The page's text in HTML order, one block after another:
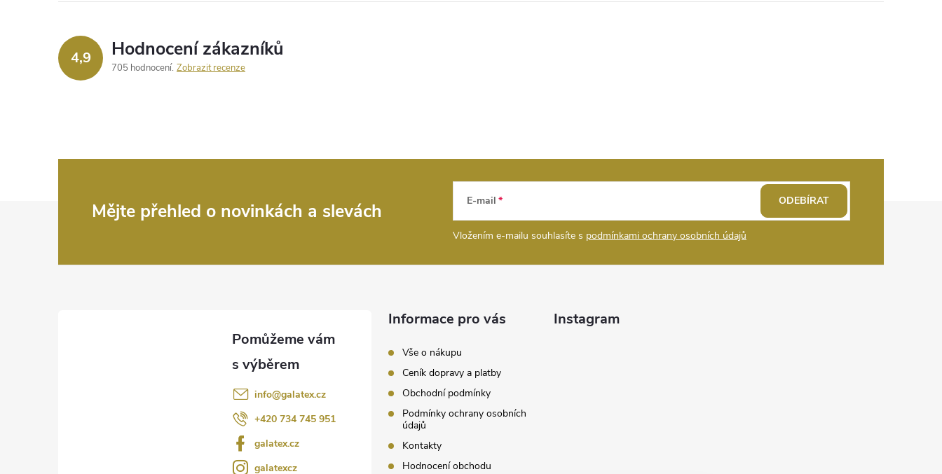
4,9 Hodnocení zákazníků
705 hodnocení Zobrazit recenze
Mějte přehled o novinkách a slevách E-mail
Vložením e-mailu souhlasíte s podmínkami ochrany osobních údajů
ODEBÍRAT
info@galatex.cz
+420 734 745 951
galatex.cz
galatexcz
Informace pro vás
Vše o nákupu
Ceník dopravy a platby
Obchodní podmínky
Podmínky ochrany osobních
údajů
Kontakty
Hodnocení obchodu
Instagram